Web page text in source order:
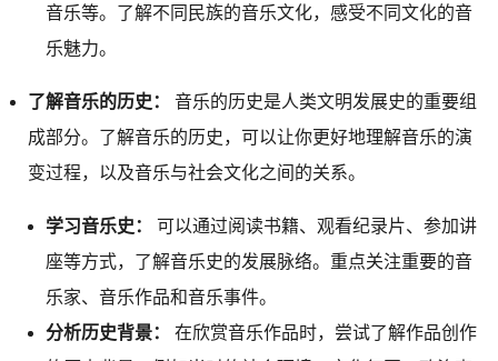
音乐等。了解不同民族的音乐文化，感受不同文化的音
乐魅力。
了解音乐的历史：
音乐的历史是人类文明发展史的重要组
成部分。了解音乐的历史，可以让你更好地理解音乐的演
变过程，以及音乐与社会文化之间的关系。
学习音乐史：
可以通过阅读书籍、观看纪录片、参加讲
座等方式，了解音乐史的发展脉络。重点关注重要的音
乐家、音乐作品和音乐事件。
分析历史背景：
在欣赏音乐作品时，尝试了解作品创作